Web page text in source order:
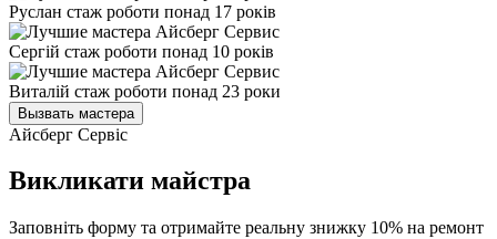
Руслан стаж роботи понад 17 років
Сергій стаж роботи понад 10 років
Виталій стаж роботи понад 23 роки
Вызвать мастера
Айсберг Сервіс
Викликати майстра
Заповніть форму та отримайте реальну знижку 10% на ремонт